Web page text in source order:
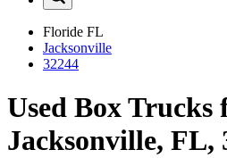
Floride FL
Jacksonville
32244
Used Box Trucks
Jacksonville, FL,